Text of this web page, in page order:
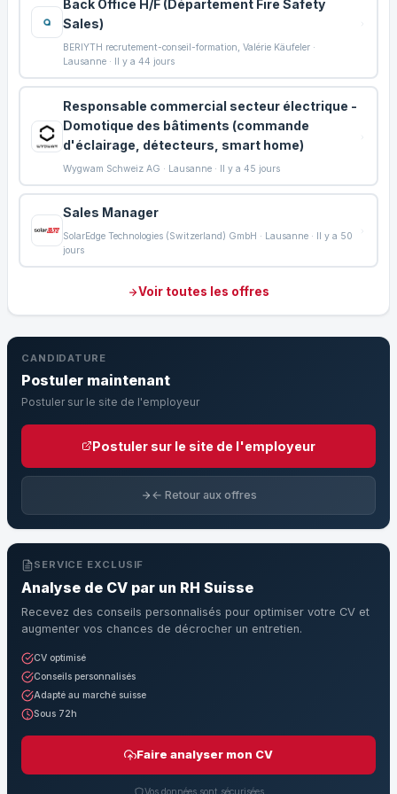
Back Office H/F (Département Fire Safety
Sales)
BERIYTH recrutement-conseil-formation, Valérie Käufeler ·
Lausanne · Il y a 44 jours
Responsable commercial secteur électrique -
Domotique des bâtiments (commande
d'éclairage, détecteurs, smart home)
Wygwam Schweiz AG · Lausanne · Il y a 45 jours
Sales Manager
SolarEdge Technologies (Switzerland) GmbH · Lausanne · Il y a 50
jours
Voir toutes les offres
CANDIDATURE
Postuler maintenant
Postuler sur le site de l'employeur
Postuler sur le site de l'employeur
← Retour aux offres
SERVICE EXCLUSIF
Analyse de CV par un RH Suisse
Recevez des conseils personnalisés pour optimiser votre CV et
augmenter vos chances de décrocher un entretien.
CV optimisé
Conseils personnalisés
Adapté au marché suisse
Sous 72h
Faire analyser mon CV
Vos données sont sécurisées